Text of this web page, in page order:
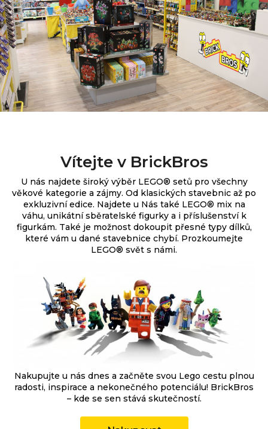
Vítejte v BrickBros
U nás najdete široký výběr LEGO® setů pro všechny
věkové kategorie a zájmy. Od klasických stavebnic až po
exkluzivní edice. Najdete u Nás také LEGO® mix na
váhu, unikátní sběratelské figurky a i příslušenství k
figurkám. Také je možnost dokoupit přesné typy dílků,
které vám u dané stavebnice chybí. Prozkoumejte
LEGO® svět s námi.
Nakupujte u nás dnes a začněte svou Lego cestu plnou
radosti, inspirace a nekonečného potenciálu! BrickBros
– kde se sen stává skutečností.